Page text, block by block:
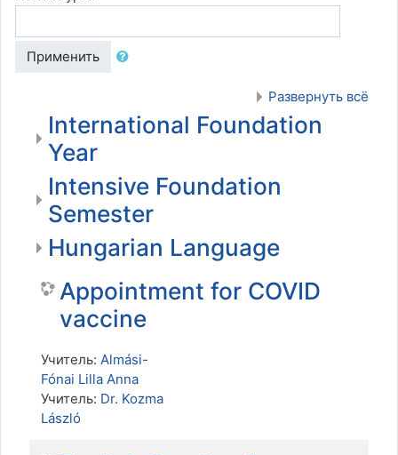
Применить
Развернуть всё
International Foundation
Year
Intensive Foundation
Semester
Hungarian Language
Appointment for COVID
vaccine
Учитель: Almási-
Fónai Lilla Anna
Учитель: Dr. Kozma
László